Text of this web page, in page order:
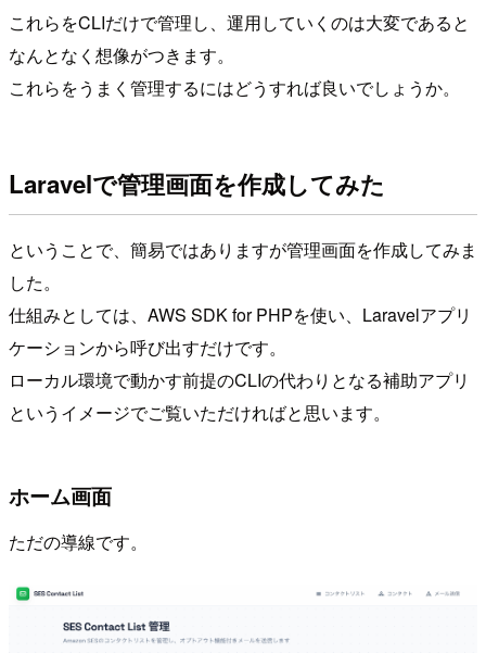
これらをCLIだけで管理し、運用していくのは大変であると
なんとなく想像がつきます。
これらをうまく管理するにはどうすれば良いでしょうか。
Laravelで管理画面を作成してみた
ということで、簡易ではありますが管理画面を作成してみま
した。
仕組みとしては、AWS SDK for PHPを使い、Laravelアプリ
ケーションから呼び出すだけです。
ローカル環境で動かす前提のCLIの代わりとなる補助アプリ
というイメージでご覧いただければと思います。
ホーム画面
ただの導線です。